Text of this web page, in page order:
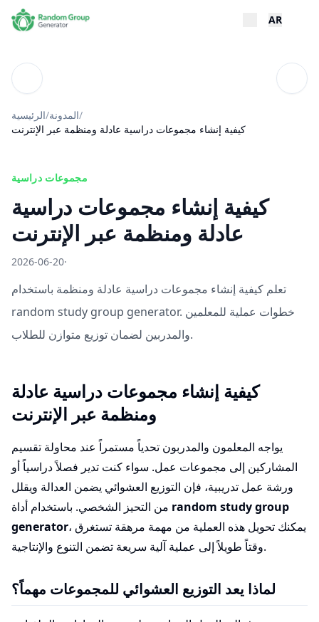
AR
المدونة
الرئيسية/المدونة/
كيفية إنشاء مجموعات دراسية عادلة ومنظمة عبر الإنترنت
مجموعات دراسية
كيفية إنشاء مجموعات دراسية
عادلة ومنظمة عبر الإنترنت
2026-06-20·
تعلم كيفية إنشاء مجموعات دراسية عادلة ومنظمة باستخدام
random study group generator. خطوات عملية للمعلمين
والمدربين لضمان توزيع متوازن للطلاب.
كيفية إنشاء مجموعات دراسية عادلة
ومنظمة عبر الإنترنت
يواجه المعلمون والمدربون تحدياً مستمراً عند محاولة تقسيم
المشاركين إلى مجموعات عمل. سواء كنت تدير فصلاً دراسياً أو
ورشة عمل تدريبية، فإن التوزيع العشوائي يضمن العدالة ويقلل
random study group
generator، يمكنك تحويل هذه العملية من مهمة مرهقة تستغرق
وقتاً طويلاً إلى عملية آلية سريعة تضمن التنوع والإنتاجية.
لماذا يعد التوزيع العشوائي للمجموعات مهماً؟